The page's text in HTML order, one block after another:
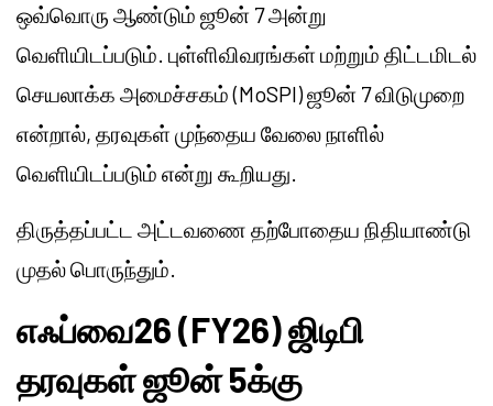
ஒவ்வொரு ஆண்டும் ஜூன் 7 அன்று
வெளியிடப்படும். புள்ளிவிவரங்கள் மற்றும் திட்டமிடல்
செயலாக்க அமைச்சகம் (MoSPI) ஜூன் 7 விடுமுறை
என்றால், தரவுகள் முந்தைய வேலை நாளில்
வெளியிடப்படும் என்று கூறியது.
திருத்தப்பட்ட அட்டவணை தற்போதைய நிதியாண்டு
முதல் பொருந்தும்.
எஃப்வை26 (FY26) ஜிடிபி
தரவுகள் ஜூன் 5க்கு